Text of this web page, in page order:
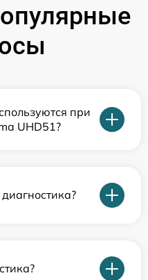
при
UHD51?